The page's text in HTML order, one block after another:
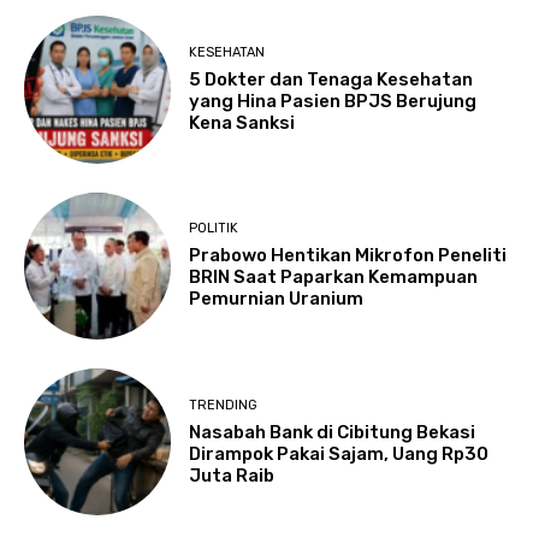
KESEHATAN
5 Dokter dan Tenaga Kesehatan
yang Hina Pasien BPJS Berujung
Kena Sanksi
POLITIK
Prabowo Hentikan Mikrofon Peneliti
BRIN Saat Paparkan Kemampuan
Pemurnian Uranium
TRENDING
Nasabah Bank di Cibitung Bekasi
Dirampok Pakai Sajam, Uang Rp30
Juta Raib